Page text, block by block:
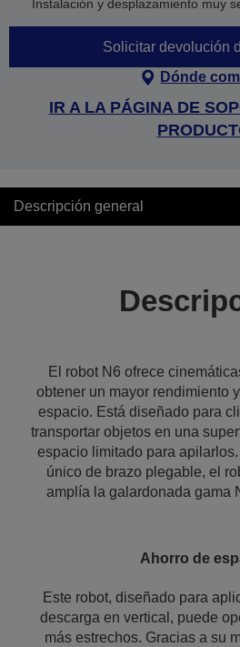
Instalación y desplazamiento muy
Solicitar devolución
Dónde
IR A LA PÁGINA DE
Descripción general
El robot N6 ofrece
obtener un mayor rendimiento
espacio. Está diseñado para
transportar objetos en una
espacio limitado para
único de brazo plegable, el
amplía la galardonada gama
Ahorro de
Este robot, diseñado para
descarga en vertical, puede
más estrechos. Gracias a su